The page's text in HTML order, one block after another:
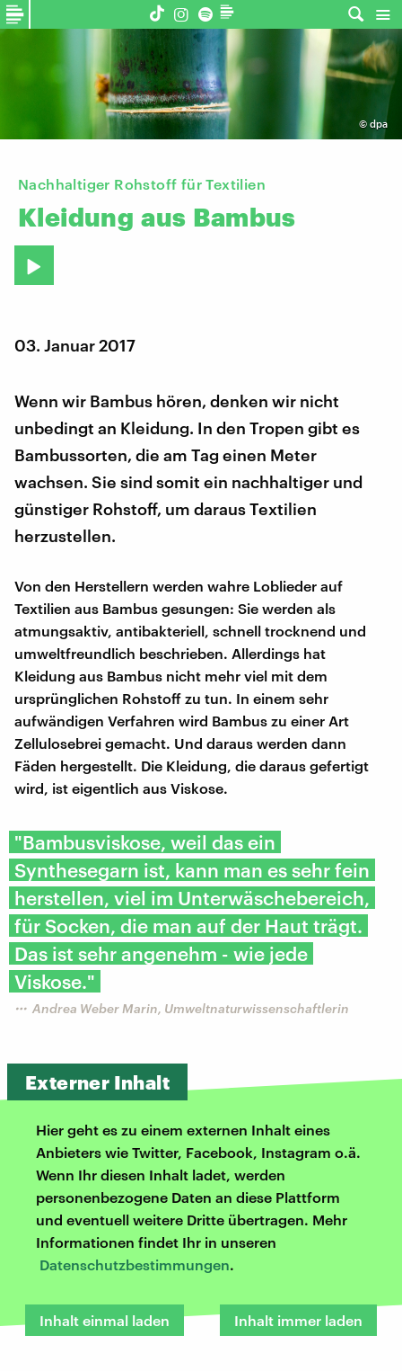
© dpa
Nachhaltiger Rohstoff für Textilien
Kleidung aus Bambus
03. Januar 2017
Wenn wir Bambus hören, denken wir nicht
unbedingt an Kleidung. In den Tropen gibt es
Bambussorten, die am Tag einen Meter
wachsen. Sie sind somit ein nachhaltiger und
günstiger Rohstoff, um daraus Textilien
herzustellen.
Von den Herstellern werden wahre Loblieder auf
Textilien aus Bambus gesungen: Sie werden als
atmungsaktiv, antibakteriell, schnell trocknend und
umweltfreundlich beschrieben. Allerdings hat
Kleidung aus Bambus nicht mehr viel mit dem
ursprünglichen Rohstoff zu tun. In einem sehr
aufwändigen Verfahren wird Bambus zu einer Art
Zellulosebrei gemacht. Und daraus werden dann
Fäden hergestellt. Die Kleidung, die daraus gefertigt
wird, ist eigentlich aus Viskose.
"Bambusviskose, weil das ein
Synthesegarn ist, kann man es sehr fein
herstellen, viel im Unterwäschebereich,
für Socken, die man auf der Haut trägt.
Das ist sehr angenehm - wie jede
Viskose."
Andrea Weber Marin, Umweltnaturwissenschaftlerin
Externer Inhalt
Hier geht es zu einem externen Inhalt eines
Anbieters wie Twitter, Facebook, Instagram o.ä.
Wenn Ihr diesen Inhalt ladet, werden
personenbezogene Daten an diese Plattform
und eventuell weitere Dritte übertragen. Mehr
Informationen findet Ihr in unseren
Datenschutzbestimmungen.
Inhalt einmal laden Inhalt immer laden